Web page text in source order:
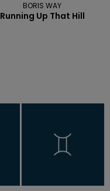
BORIS WAY
Running Up That Hill